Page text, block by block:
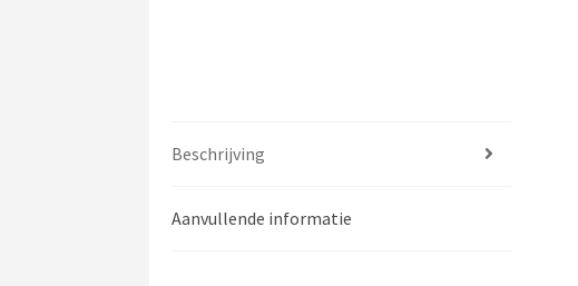
Beschrijving
Aanvullende informatie